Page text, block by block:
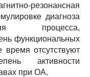
резонансная
диагноза
процесса,
функциональных
отсутствуют
активности
при ОА.